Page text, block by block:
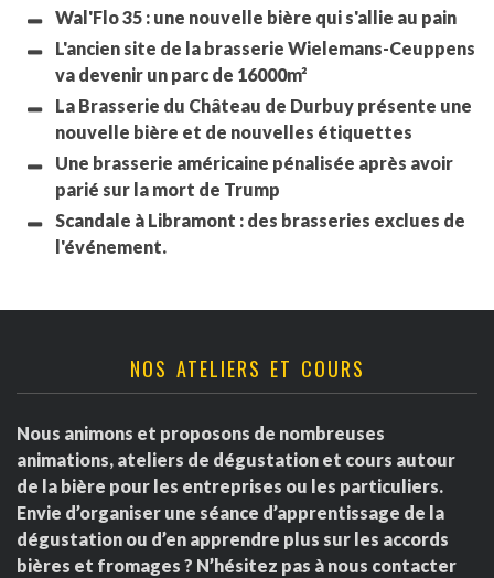
Wal'Flo 35 : une nouvelle bière qui s'allie au pain
L'ancien site de la brasserie Wielemans-Ceuppens
va devenir un parc de 16000m²
La Brasserie du Château de Durbuy présente une
nouvelle bière et de nouvelles étiquettes
Une brasserie américaine pénalisée après avoir
parié sur la mort de Trump
Scandale à Libramont : des brasseries exclues de
l'événement.
NOS ATELIERS ET COURS
Nous animons et proposons de nombreuses
animations, ateliers de dégustation et cours autour
de la bière pour les entreprises ou les particuliers.
Envie d’organiser une séance d’apprentissage de la
dégustation ou d’en apprendre plus sur les accords
bières et fromages ? N’hésitez pas à nous contacter